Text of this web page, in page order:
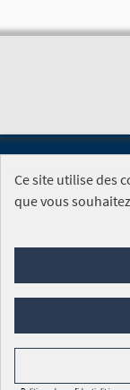
Conditions
Ce site utilise des
que vous